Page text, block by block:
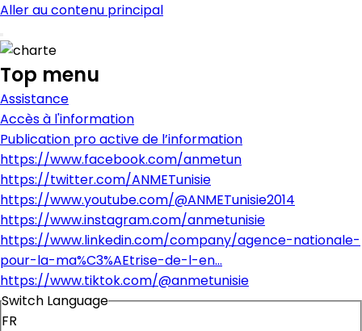
Aller au contenu principal
Top menu
Assistance
Accès à l'information
Publication pro active de l’information
https://www.facebook.com/anmetun
https://twitter.com/ANMETunisie
https://www.youtube.com/@ANMETunisie2014
https://www.instagram.com/anmetunisie
https://www.linkedin.com/company/agence-nationale-
pour-la-ma%C3%AEtrise-de-l-en…
https://www.tiktok.com/@anmetunisie
Switch Language
FR